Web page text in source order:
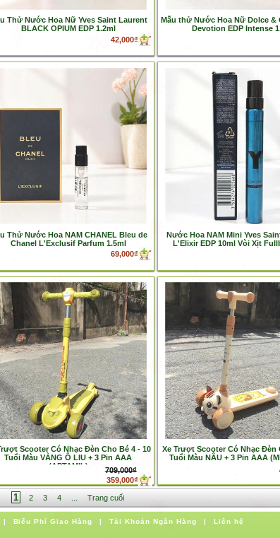
Thử Nước Hoa Nữ Yves Saint Laurent
BLACK OPIUM EDP 1.2ml
42,000₫
Mẫu thử Nước Hoa Nữ Dolce &
Devotion EDP Intense
Thử Nước Hoa NAM CHANEL Bleu de
Chanel L'Exclusif Parfum 1.5ml
69,000₫
Nước Hoa NAM Mini Yves
L'Elixir EDP 10ml Vòi Xịt
Scooter Có Nhạc Đèn Cho Bé 4 - 10
Tuổi Màu VÀNG Ô LIU + 3 Pin AAA
(APTAMIL)
709,000₫
359,000₫
Xe Trượt Scooter Có Nhạc Đèn
Tuổi Màu NÂU + 3 Pin AAA
1 2 3 4 ... Trang cuối
Biểu Phí Giao Hàng Tài Khoản Ngân Hàng Liên hệ